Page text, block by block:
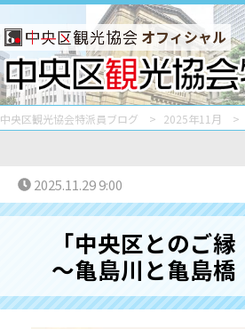
オフィシャル
中央区観光協会特派員ブログ 2025年11月
2025.11.29 9:00
「中央区とのご
～亀島川と亀島